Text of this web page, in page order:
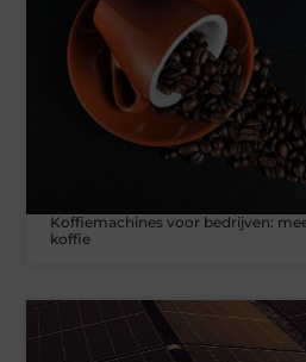
Koffiemachines voor bedrijven:
koffie